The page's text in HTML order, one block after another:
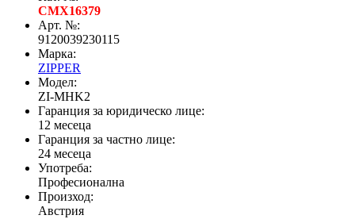
CMX16379
Арт. №:
9120039230115
Марка:
ZIPPER
Модел:
ZI-MHK2
Гаранция за юридическо лице:
12 месеца
Гаранция за частно лице:
24 месеца
Употреба:
Професионална
Произход:
Австрия